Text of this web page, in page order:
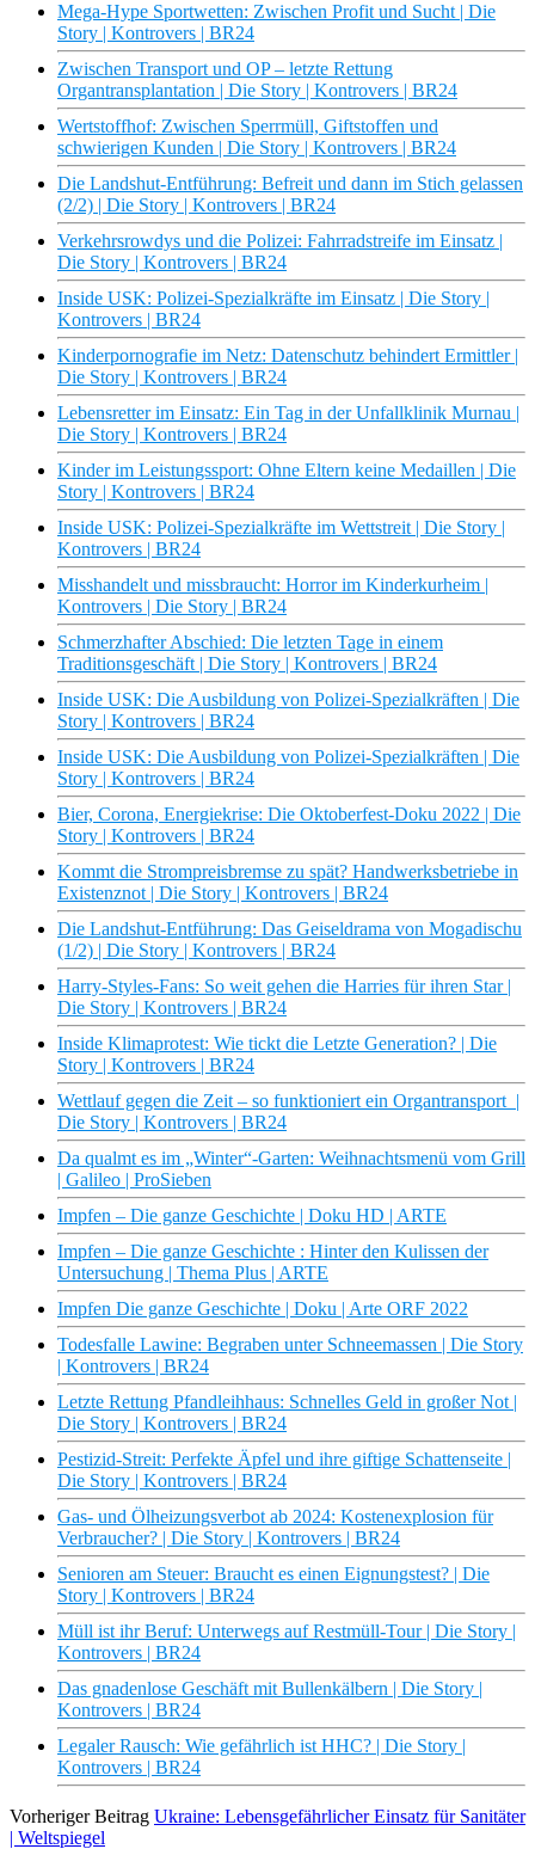
Mega-Hype Sportwetten: Zwischen Profit und Sucht | Die
Story | Kontrovers | BR24
Zwischen Transport und OP – letzte Rettung
Organtransplantation | Die Story | Kontrovers | BR24
Wertstoffhof: Zwischen Sperrmüll, Giftstoffen und
schwierigen Kunden | Die Story | Kontrovers | BR24
Die Landshut-Entführung: Befreit und dann im Stich gelassen
(2/2) | Die Story | Kontrovers | BR24
Verkehrsrowdys und die Polizei: Fahrradstreife im Einsatz |
Die Story | Kontrovers | BR24
Inside USK: Polizei-Spezialkräfte im Einsatz | Die Story |
Kontrovers | BR24
Kinderpornografie im Netz: Datenschutz behindert Ermittler |
Die Story | Kontrovers | BR24
Lebensretter im Einsatz: Ein Tag in der Unfallklinik Murnau |
Die Story | Kontrovers | BR24
Kinder im Leistungssport: Ohne Eltern keine Medaillen | Die
Story | Kontrovers | BR24
Inside USK: Polizei-Spezialkräfte im Wettstreit | Die Story |
Kontrovers | BR24
Misshandelt und missbraucht: Horror im Kinderkurheim |
Kontrovers | Die Story | BR24
Schmerzhafter Abschied: Die letzten Tage in einem
Traditionsgeschäft | Die Story | Kontrovers | BR24
Inside USK: Die Ausbildung von Polizei-Spezialkräften | Die
Story | Kontrovers | BR24
Inside USK: Die Ausbildung von Polizei-Spezialkräften | Die
Story | Kontrovers | BR24
Bier, Corona, Energiekrise: Die Oktoberfest-Doku 2022 | Die
Story | Kontrovers | BR24
Kommt die Strompreisbremse zu spät? Handwerksbetriebe in
Existenznot | Die Story | Kontrovers | BR24
Die Landshut-Entführung: Das Geiseldrama von Mogadischu
(1/2) | Die Story | Kontrovers | BR24
Harry-Styles-Fans: So weit gehen die Harries für ihren Star |
Die Story | Kontrovers | BR24
Inside Klimaprotest: Wie tickt die Letzte Generation? | Die
Story | Kontrovers | BR24
Wettlauf gegen die Zeit – so funktioniert ein Organtransport |
Die Story | Kontrovers | BR24
Da qualmt es im „Winter“-Garten: Weihnachtsmenü vom Grill
| Galileo | ProSieben
Impfen – Die ganze Geschichte | Doku HD | ARTE
Impfen – Die ganze Geschichte : Hinter den Kulissen der
Untersuchung | Thema Plus | ARTE
Impfen Die ganze Geschichte | Doku | Arte ORF 2022
Todesfalle Lawine: Begraben unter Schneemassen | Die Story
| Kontrovers | BR24
Letzte Rettung Pfandleihhaus: Schnelles Geld in großer Not |
Die Story | Kontrovers | BR24
Pestizid-Streit: Perfekte Äpfel und ihre giftige Schattenseite |
Die Story | Kontrovers | BR24
Gas- und Ölheizungsverbot ab 2024: Kostenexplosion für
Verbraucher? | Die Story | Kontrovers | BR24
Senioren am Steuer: Braucht es einen Eignungstest? | Die
Story | Kontrovers | BR24
Müll ist ihr Beruf: Unterwegs auf Restmüll-Tour | Die Story |
Kontrovers | BR24
Das gnadenlose Geschäft mit Bullenkälbern | Die Story |
Kontrovers | BR24
Legaler Rausch: Wie gefährlich ist HHC? | Die Story |
Kontrovers | BR24
Vorheriger Beitrag Ukraine: Lebensgefährlicher Einsatz für Sanitäter
| Weltspiegel